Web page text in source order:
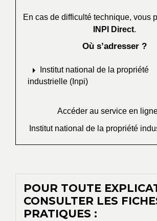
En cas de difficulté technique, vous
INPI Direct.
Où s’adresser ?
arrow_right
Institut national de la propriété
industrielle (Inpi)
Accéder au service en
Institut national de la propriété
POUR TOUTE
CONSULTER LES
PRATIQUES :